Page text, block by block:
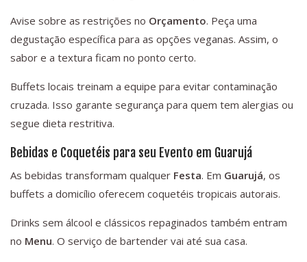
Avise sobre as restrições no Orçamento. Peça uma
degustação específica para as opções veganas. Assim, o
sabor e a textura ficam no ponto certo.
Buffets locais treinam a equipe para evitar contaminação
cruzada. Isso garante segurança para quem tem alergias ou
segue dieta restritiva.
Bebidas e Coquetéis para seu Evento em Guarujá
As bebidas transformam qualquer Festa. Em Guarujá, os
buffets a domicílio oferecem coquetéis tropicais autorais.
Drinks sem álcool e clássicos repaginados também entram
no Menu. O serviço de bartender vai até sua casa.